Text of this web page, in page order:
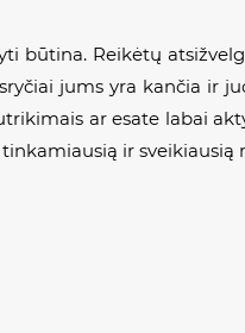
būtina. Reikėtų
jums yra kančia ir
ar esate labai
ir sveikiausią